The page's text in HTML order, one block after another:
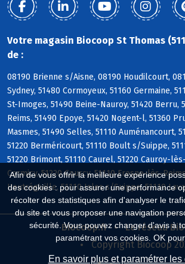
Afin de vous offrir la meilleure expérience
des cookies : pour assurer une performance
récolter des statistiques afin d'analyser le
du site et vous proposer une navigation
sécurité. Vous pouvez changer d'avis à
paramétrant vos cookies. OK
En savoir plus et paramétrer les
Votre magasin Biocoop St Thomas
de :
08190 Brienne s/Aisne, 08190 Houdilcourt,
Sydney, 51480 Cormoyeux, 51160 Germaine,
St-Imoges, 51490 Beine-Nauroy, 51420 Berru,
Reims, 51490 Epoye, 51420 Nogent-l, 51360
Masmes, 51490 Selles, 51110 Auménancourt,
51220 Berméricourt, 51110 Boult s/Suippe,
51220 Brimont, 51110 Caurel, 51220 Cauroy-
Cormicy, 51220 Courcy, 51110 Fresne-lès-
Heutrégiville, 51110 Isles s/Suippe, 51110
Biocoop.fr
Le réseau
Copyright Biocoop